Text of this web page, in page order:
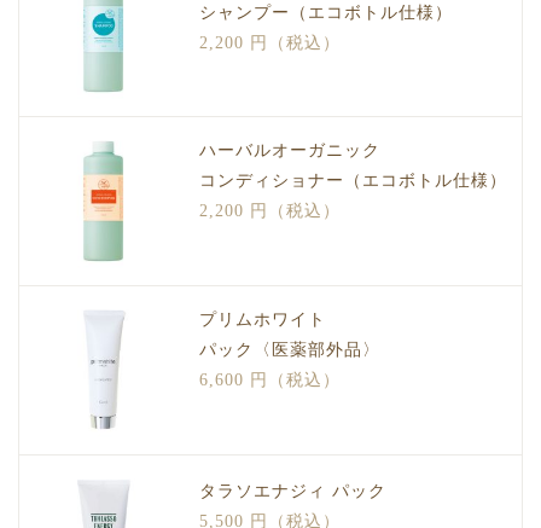
シャンプー（エコボトル仕様）
2,200 円（税込）
ハーバルオーガニック
コンディショナー（エコボトル仕様）
2,200 円（税込）
プリムホワイト
パック〈医薬部外品〉
6,600 円（税込）
タラソエナジィ パック
5,500 円（税込）